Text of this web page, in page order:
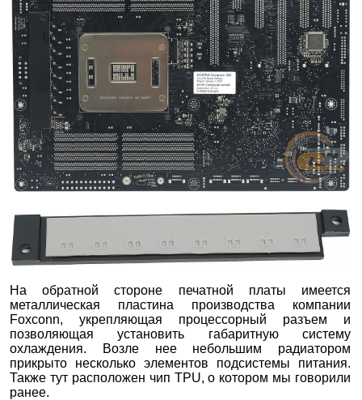
На обратной стороне печатной платы имеется
металлическая пластина производства компании
Foxconn, укрепляющая процессорный разъем и
позволяющая установить габаритную систему
охлаждения. Возле нее небольшим радиатором
прикрыто несколько элементов подсистемы питания.
Также тут расположен чип TPU, о котором мы говорили
ранее.